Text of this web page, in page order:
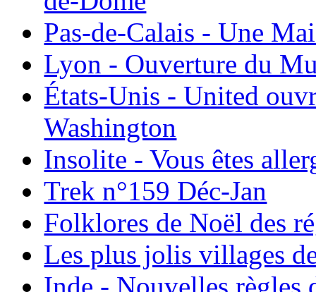
Pas-de-Calais - Une
Lyon - Ouverture du
États-Unis - United
Washington
Insolite - Vous êtes
Trek n°159 Déc-Jan
Folklores de Noël des
Les plus jolis villages
Inde - Nouvelles règles